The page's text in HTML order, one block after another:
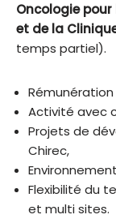
Oncologie
et de la
temps partiel).
Activité avec
Projets de
Chirec,
Flexibilité du
et multi sites.